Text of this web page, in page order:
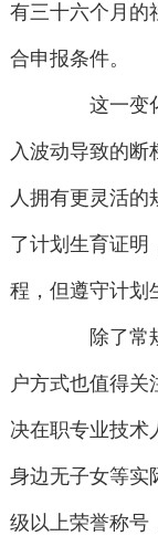
有三十六个月的
合申报条件。
这一变化
入波动导致的断
人拥有更灵活的
了计划生育证明
程，但遵守计划
除了常规
户方式也值得
决在职专业技术
身边无子女等实
级以上荣誉称号